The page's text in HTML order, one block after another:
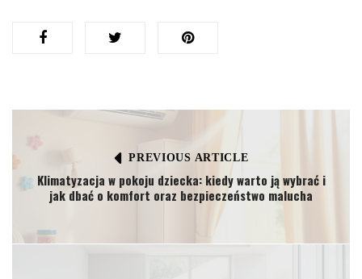
PREVIOUS ARTICLE
Klimatyzacja w pokoju dziecka: kiedy warto ją wybrać i
jak dbać o komfort oraz bezpieczeństwo malucha